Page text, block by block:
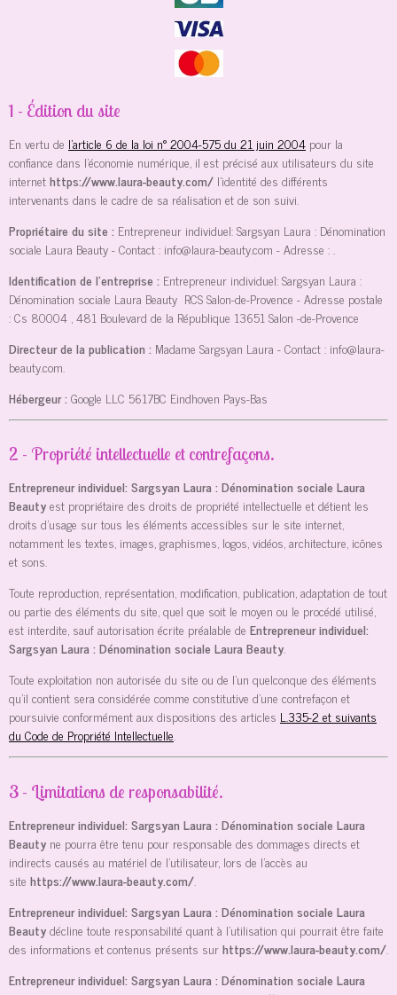
1 - Édition du site
En vertu de l'article 6 de la loi n° 2004-575 du 21 juin 2004 pour la
confiance dans l'économie numérique, il est précisé aux utilisateurs du site
internethttps://www.laura-beauty.com/ l'identité des différents
intervenants dans le cadre de sa réalisation et de son suivi.
Propriétaire du site : Entrepreneur individuel: Sargsyan Laura : Dénomination
sociale Laura Beauty- Contact : info@laura-beauty.com - Adresse :.
Identification de l'entreprise : Entrepreneur individuel: Sargsyan Laura :
Dénomination sociale Laura Beauty RCS Salon-de-Provence - Adresse postale
:Cs 80004 , 481 Boulevard de la République 13651 Salon -de-Provence
Directeur de la publication : Madame Sargsyan Laura - Contact : info@laura-
beauty.com.
Hébergeur : Google LLC 5617BC Eindhoven Pays-Bas
2 - Propriété intellectuelle et contrefaçons.
Entrepreneur individuel: Sargsyan Laura : Dénomination sociale Laura
Beautyest propriétaire des droits de propriété intellectuelle et détient les
droits d’usage sur tous les éléments accessibles sur le site internet,
notamment les textes, images, graphismes, logos, vidéos, architecture, icônes
et sons.
Toute reproduction, représentation, modification, publication, adaptation de tout
ou partie des éléments du site, quel que soit le moyen ou le procédé utilisé,
est interdite, sauf autorisation écrite préalable de Entrepreneur individuel:
Sargsyan Laura : Dénomination sociale Laura Beauty.
Toute exploitation non autorisée du site ou de l’un quelconque des éléments
qu’il contient sera considérée comme constitutive d’une contrefaçon et
poursuivie conformément aux dispositions des articles L.335-2 et suivants
du Code de Propriété Intellectuelle.
3 - Limitations de responsabilité.
Entrepreneur individuel: Sargsyan Laura : Dénomination sociale Laura
Beauty ne pourra être tenu pour responsable des dommages directs et
indirects causés au matériel de l’utilisateur, lors de l’accès au
site https://www.laura-beauty.com/.
Entrepreneur individuel: Sargsyan Laura : Dénomination sociale Laura
Beautydécline toute responsabilité quant à l’utilisation qui pourrait être faite
des informations et contenus présents surhttps://www.laura-beauty.com/.
Entrepreneur individuel: Sargsyan Laura : Dénomination sociale Laura